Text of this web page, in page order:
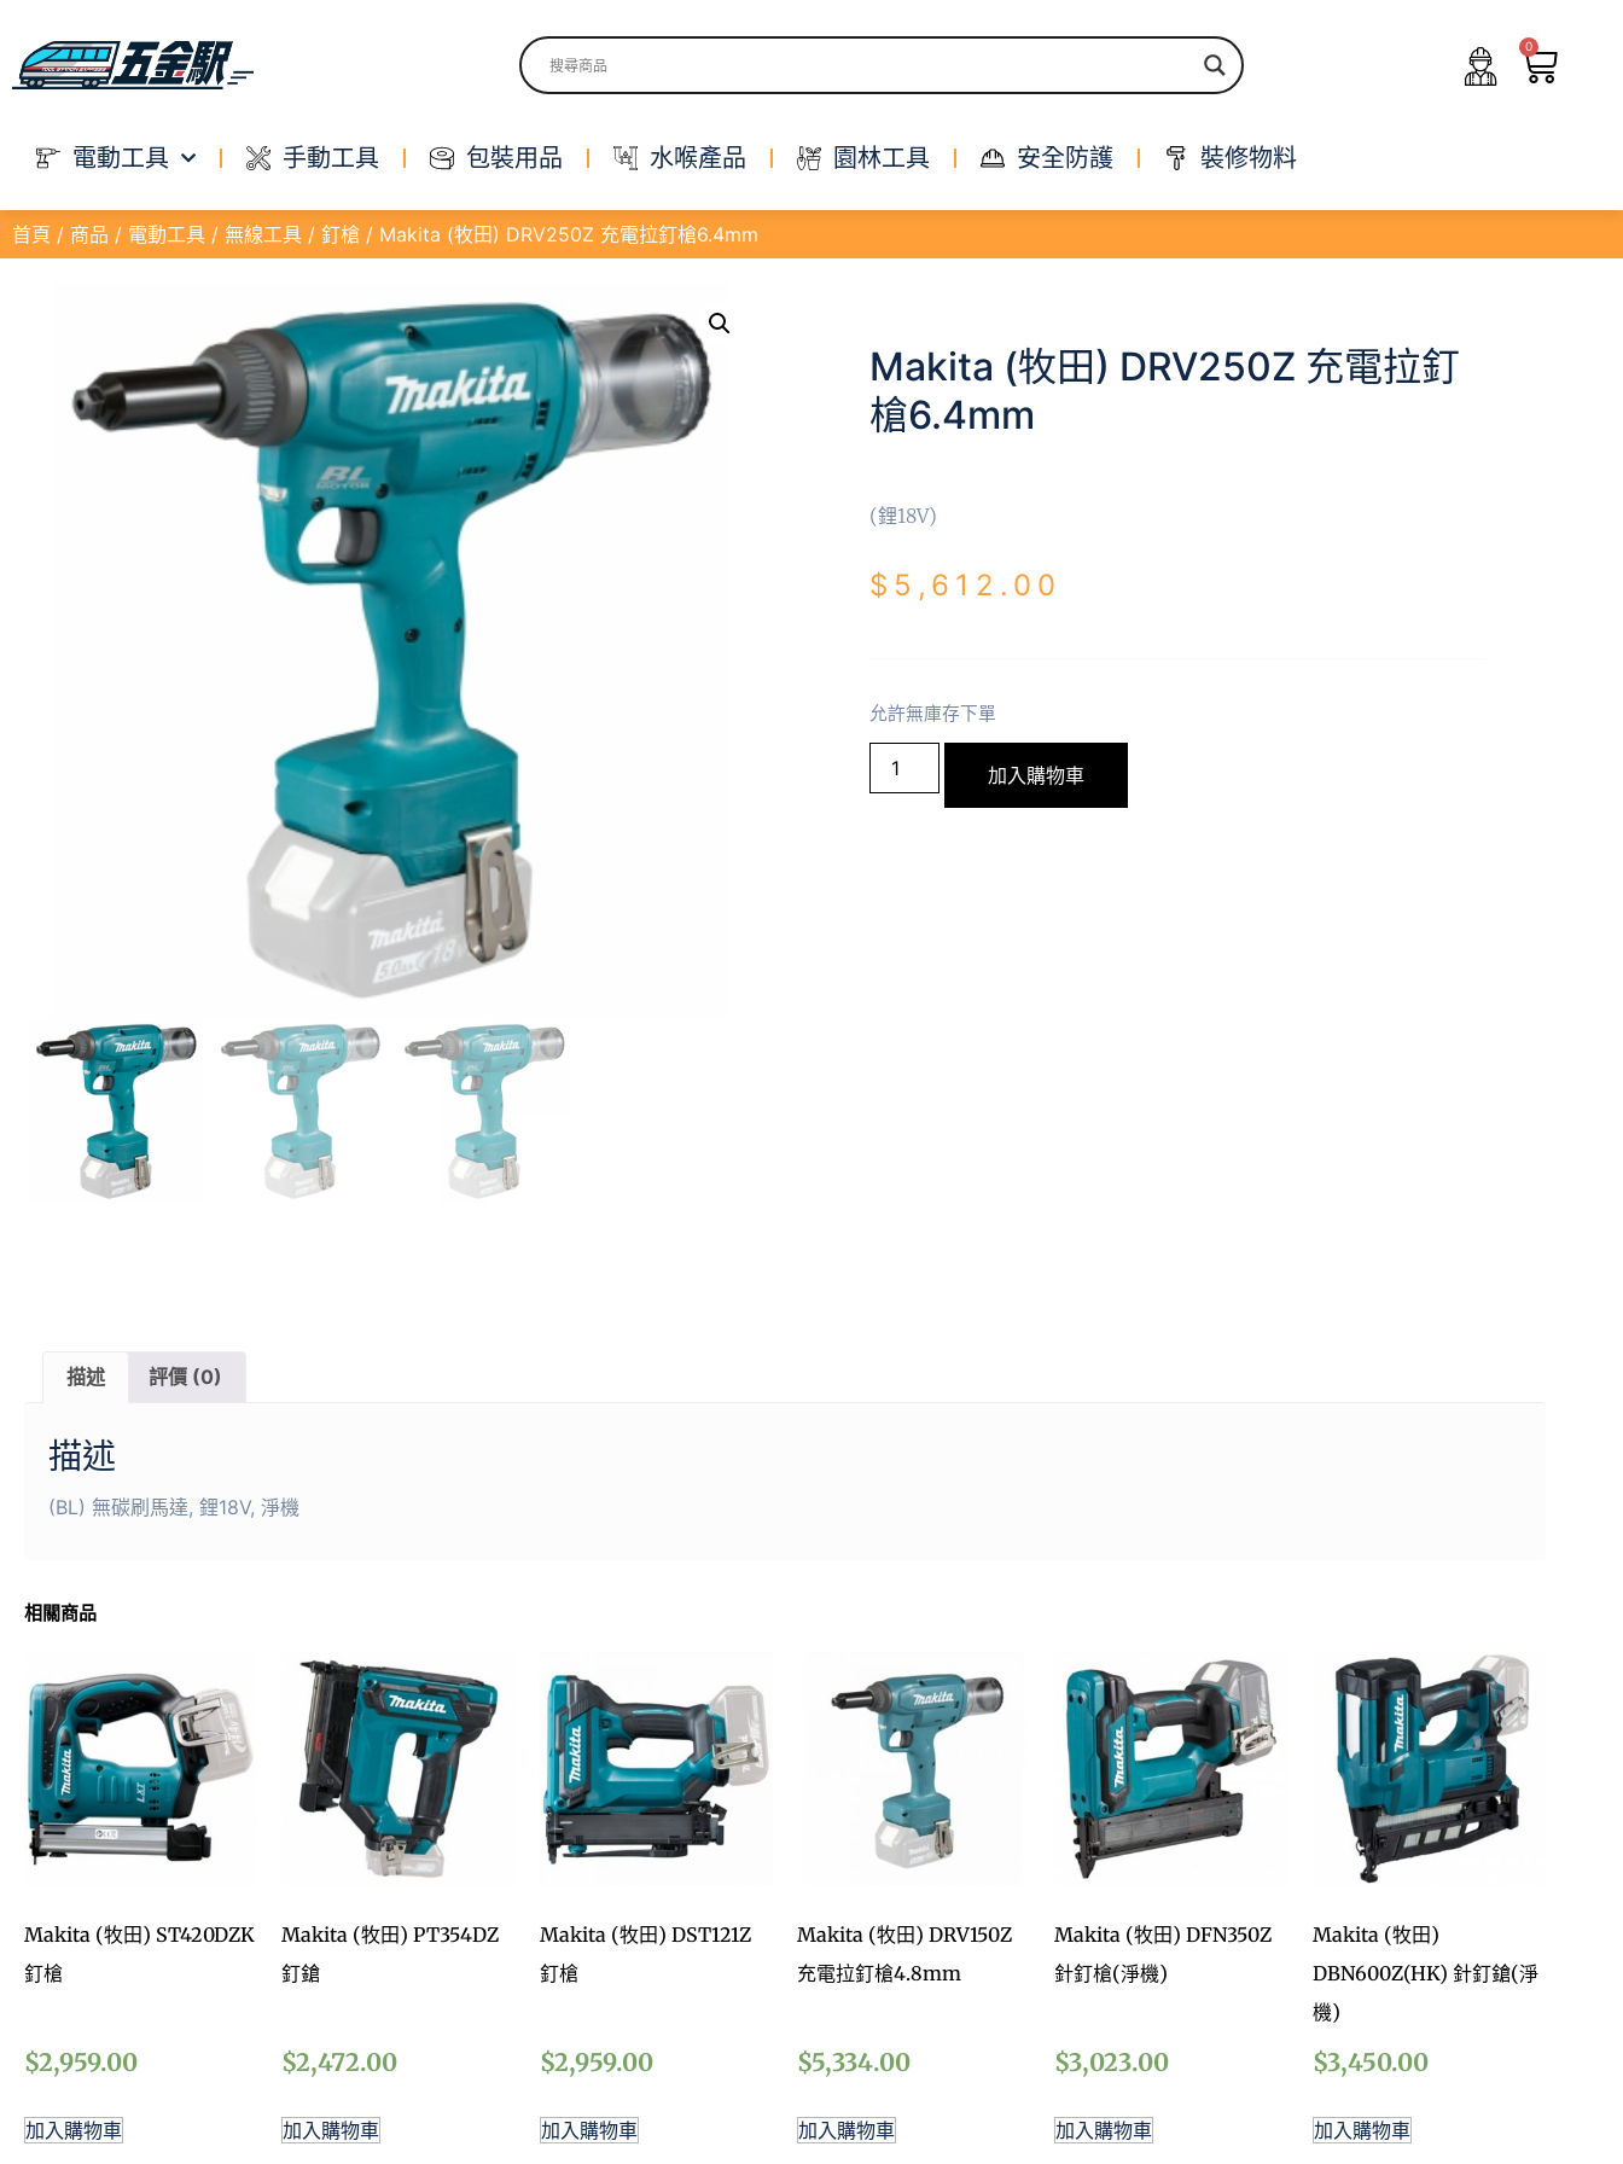
0
電動工具 手動工具 包裝用品 水喉產品 園林工具 安全防護 裝修物料
首頁 / 商品 / 電動工具 / 無線工具 / 釘槍 / Makita (牧田) DRV250Z 充電拉釘槍6.4mm
Makita (牧田) DRV250Z 充電拉釘
槍6.4mm
(鋰18V)
$ 5,612.00
允許無庫存下單
加入購物車
描述 評價 (0)
描述
(BL) 無碳刷馬達, 鋰18V, 淨機
相關商品
Makita (牧田) ST420DZK
釘槍
$2,959.00
加入購物車
Makita (牧田) PT354DZ
釘鎗
$2,472.00
加入購物車
Makita (牧田) DST121Z
釘槍
$2,959.00
加入購物車
Makita (牧田) DRV150Z
充電拉釘槍4.8mm
$5,334.00
加入購物車
Makita (牧田) DFN350Z
針釘槍(淨機)
$3,023.00
加入購物車
Makita (牧田)
DBN600Z(HK) 針釘鎗(淨
機)
$3,450.00
加入購物車